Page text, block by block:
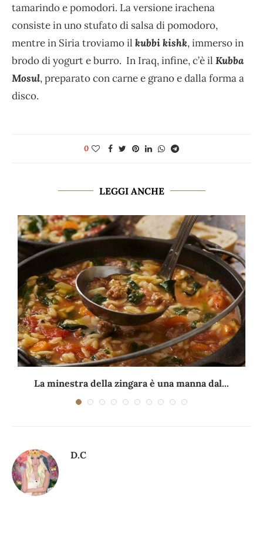
tamarindo e pomodori. La versione irachena
consiste in uno stufato di salsa di pomodoro,
mentre in Siria troviamo il kubbi kishk, immerso in
brodo di yogurt e burro. In Iraq, infine, c’è il Kubba
Mosul, preparato con carne e grano e dalla forma a
disco.
0
LEGGI ANCHE
La minestra della zingara è una manna dal...
D.C